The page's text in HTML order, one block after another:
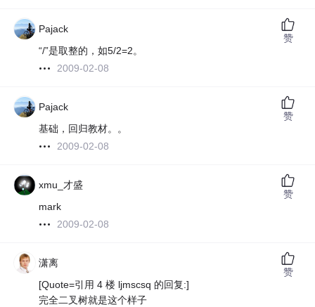
Pajack
“/”是取整的，如5/2=2。
2009-02-08
赞
Pajack
基础，回归教材。。
2009-02-08
赞
xmu_才盛
mark
2009-02-08
赞
潇离
[Quote=引用 4 楼 ljmscsq 的回复:]
完全二叉树就是这个样子
赞